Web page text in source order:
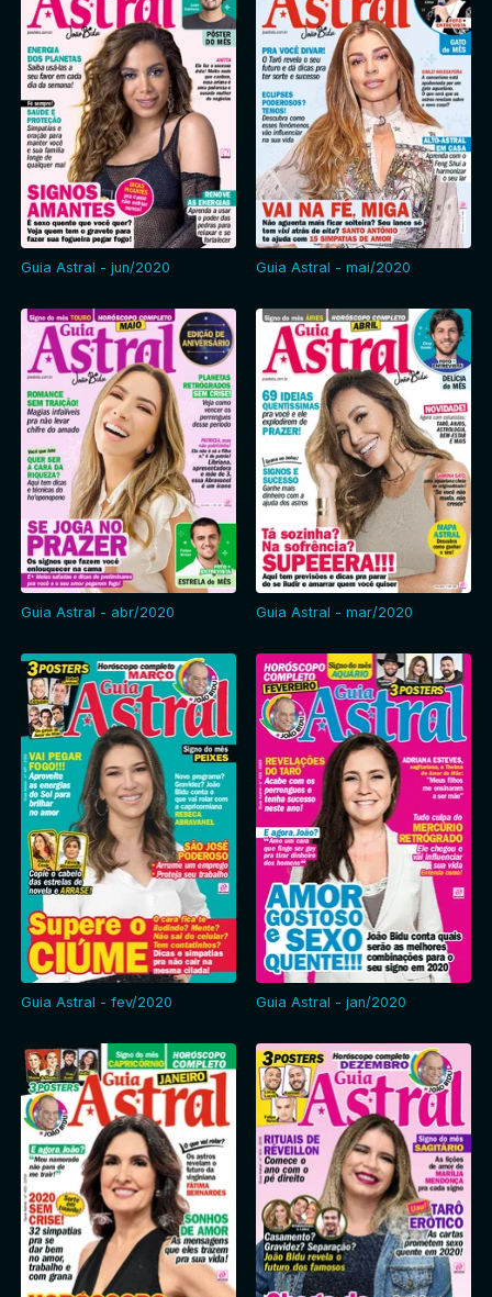
Guia Astral - jun/2020 Guia Astral - mai/2020
Guia Astral - abr/2020 Guia Astral - mar/2020
Guia Astral - fev/2020 Guia Astral - jan/2020